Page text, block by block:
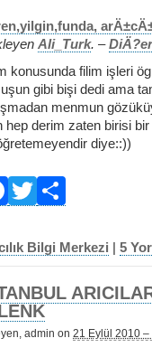
Ali_Turk. –
konusunda filim işleri
gibi bişi dedi ama
menmun
hep derim zaten birisi
diye::))
Facebook
Twitter
Bilgi Merkezi | 5
admin on 21 Eylül 2010 –